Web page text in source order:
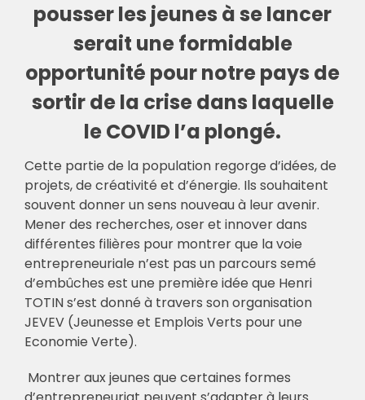
pousser les jeunes à se lancer
serait une formidable
opportunité pour notre pays de
sortir de la crise dans laquelle
le COVID l’a plongé.
Cette partie de la population regorge d’idées, de
projets, de créativité et d’énergie. Ils souhaitent
souvent donner un sens nouveau à leur avenir.
Mener des recherches, oser et innover dans
différentes filières pour montrer que la voie
entrepreneuriale n’est pas un parcours semé
d’embûches est une première idée que Henri
TOTIN s’est donné à travers son organisation
JEVEV (Jeunesse et Emplois Verts pour une
Economie Verte).
Montrer aux jeunes que certaines formes